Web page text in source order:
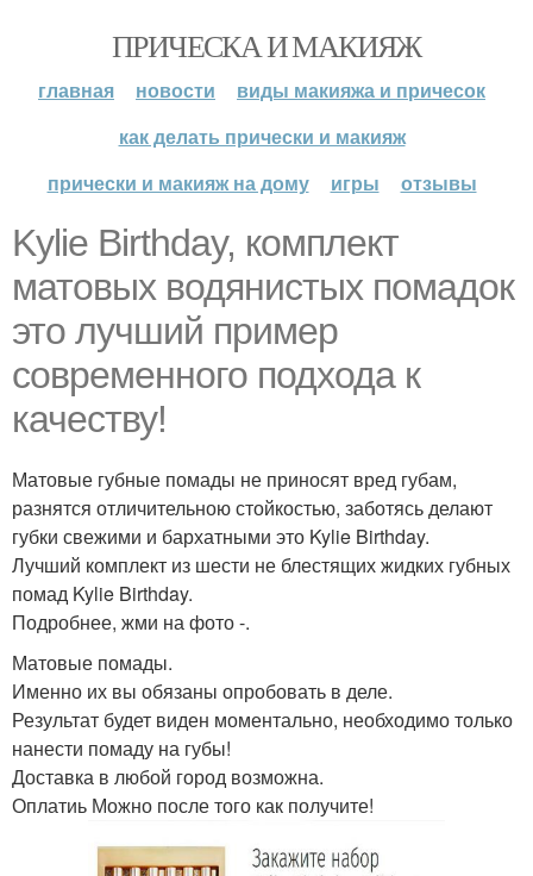
ПРИЧЕСКА И МАКИЯЖ
главная новости
виды макияжа и причесок
как делать прически и макияж
прически и макияж на дому
игры отзывы
Kylie Birthday, комплект
матовых водянистых помадок
это лучший пример
современного подхода к
качеству!
Матовые губные помады не приносят вред губам,
разнятся отличительною стойкостью, заботясь делают
губки свежими и бархатными это Kylie Birthday.
Лучший комплект из шести не блестящих жидких губных
помад Kylie Birthday.
Подробнее, жми на фото -.
Матовые помады.
Именно их вы обязаны опробовать в деле.
Результат будет виден моментально, необходимо только
нанести помаду на губы!
Доставка в любой город возможна.
Оплатиь Можно после того как получите!